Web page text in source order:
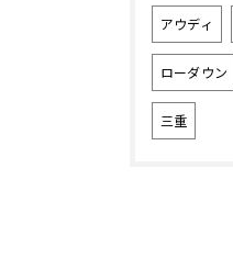
アウディ
ローダウン
三重